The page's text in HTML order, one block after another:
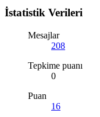
İstatistik Verileri
Mesajlar
208
Tepkime puanı
0
Puan
16